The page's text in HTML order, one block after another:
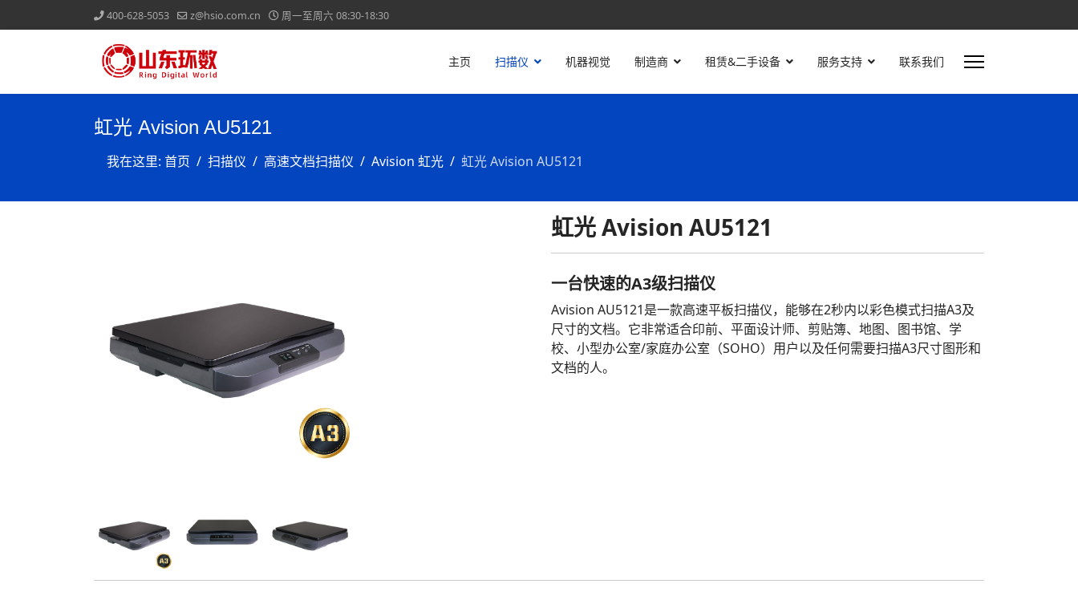
400-628-5053 z@hsio.com.cn 周一至周六 08:30-18:30
主页 扫描仪 机器视觉 制造商 租赁&二手设备 服务支持 联系我们
虹光 Avision AU5121
我在这里: 首页 扫描仪 高速文档扫描仪 Avision 虹光 虹光 Avision AU5121
虹光 Avision AU5121
一台快速的A3级扫描仪
Avision AU5121是一款高速平板扫描仪，能够在2秒内以彩色模式扫描A3及
尺寸的文档。它非常适合印前、平面设计师、剪贴簿、地图、图书馆、学
校、小型办公室/家庭办公室（SOHO）用户以及任何需要扫描A3尺寸图形和
文档的人。